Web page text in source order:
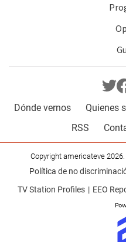
Dónde vernos Quienes
RSS
Copyright americateve
Política de no
TV Station Profiles
EEO